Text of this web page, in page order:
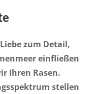
zum Detail,
einfließen
Ihren Rasen.
stellen